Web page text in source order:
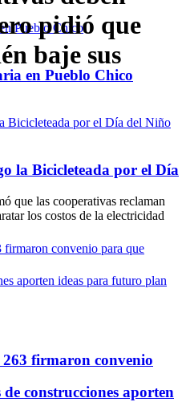
en Pueblo Chico
la Bicicleteada por el Día
firmaron convenio
construcciones aporten
pidió que
baje sus